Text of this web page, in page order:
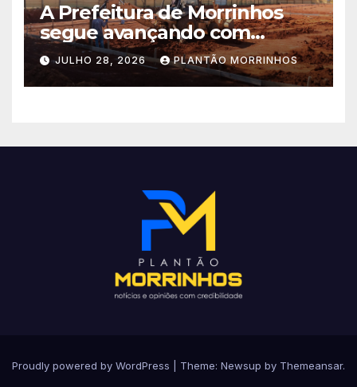
A Prefeitura de Morrinhos
segue avançando com
importantes investimentos
no Setor Arca de Noé.
JULHO 28, 2026 PLANTÃO MORRINHOS
Proudly powered by WordPress Theme: Newsup by Themeansar.